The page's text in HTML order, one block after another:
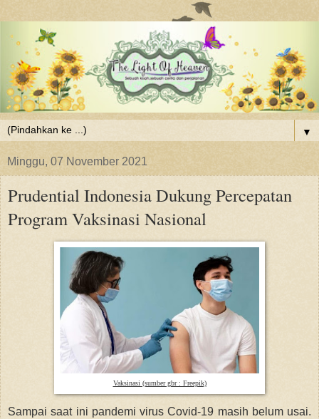
▼
Minggu, 07 November 2021
Prudential Indonesia Dukung Percepatan
Program Vaksinasi Nasional
Vaksinasi (sumber gbr : Freepik)
Sampai saat ini pandemi virus Covid-19 masih belum usai.